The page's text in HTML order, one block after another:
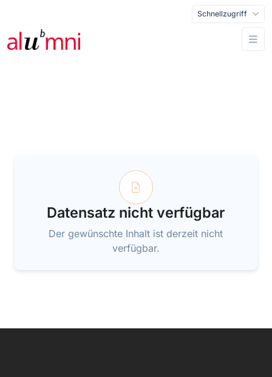
Schnellzugriff
Datensatz nicht verfügbar
Der gewünschte Inhalt ist derzeit nicht
verfügbar.